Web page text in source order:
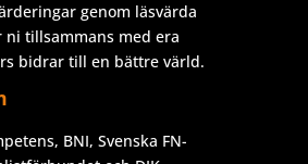
genom läsvärda
ni tillsammans med era
bidrar till en bättre värld.
BNI, Svenska FN-